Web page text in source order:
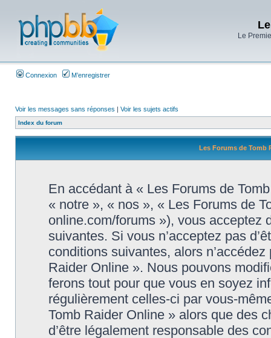
Le
Connexion M’enregistrer
Voir les messages sans réponses | Voir les sujets actifs
Index du forum
Les Forums de Tomb
En accédant à « Les Forums de
« notre », « nos », « Les Forums de
online.com/forums »), vous acceptez
suivantes. Si vous n’acceptez pas
conditions suivantes, alors
Raider Online ». Nous pouvons
ferons tout pour que vous en soyez
régulièrement celles-ci par vous-
Tomb Raider Online » alors que des
d’être légalement responsable des